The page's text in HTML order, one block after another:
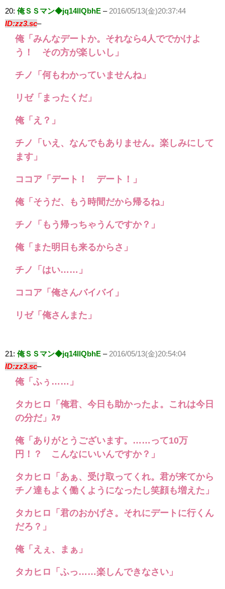
20: 俺ＳＳマン◆jq14llQbhE –2016/05/13(金)20:37:44
ID:zz3.sc–
俺「みんなデートか。それなら4人ででかけよ
う！ その方が楽しいし」
チノ「何もわかっていませんね」
リゼ「まったくだ」
俺「え？」
チノ「いえ、なんでもありません。楽しみにして
ます」
ココア「デート！ デート！」
俺「そうだ、もう時間だから帰るね」
チノ「もう帰っちゃうんですか？」
俺「また明日も来るからさ」
チノ「はい……」
ココア「俺さんバイバイ」
リゼ「俺さんまた」
21: 俺ＳＳマン◆jq14llQbhE –2016/05/13(金)20:54:04
ID:zz3.sc–
俺「ふぅ……」
タカヒロ「俺君、今日も助かったよ。これは今日
の分だ」ｽｯ
俺「ありがとうございます。……って10万
円！？ こんなにいいんですか？」
タカヒロ「あぁ、受け取ってくれ。君が来てから
チノ達もよく働くようになったし笑顔も増えた」
タカヒロ「君のおかげさ。それにデートに行くん
だろ？」
俺「えぇ、まぁ」
タカヒロ「ふっ……楽しんできなさい」